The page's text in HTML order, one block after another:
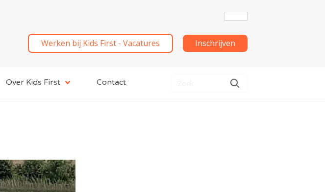
Werken bij Kids First - Vacatures Inschrijven
Over Kids First Contact